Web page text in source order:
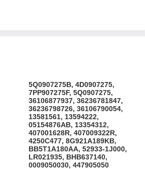
5Q0907275B, 4D0907275,
7PP907275F, 5Q0907275,
36106877937, 36236781847,
36236798726, 36106790054,
13581561, 13594222,
05154876AB, 13354312,
407001628R, 407009322R,
4250C477, 8G921A189KB,
BB5T1A180AA, 52933-1J000,
LR021935, BHB637140,
0009050030, 447905050